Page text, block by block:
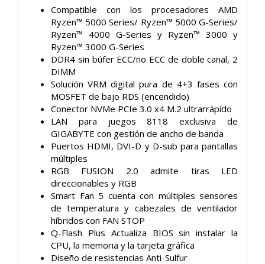
Compatible con los procesadores AMD
Ryzen™ 5000 Series/ Ryzen™ 5000 G-Series/
Ryzen™ 4000 G-Series y Ryzen™ 3000 y
Ryzen™ 3000 G-Series
DDR4 sin búfer ECC/no ECC de doble canal, 2
DIMM
Solución VRM digital pura de 4+3 fases con
MOSFET de bajo RDS (encendido)
Conector NVMe PCIe 3.0 x4 M.2 ultrarrápido
LAN para juegos 8118 exclusiva de
GIGABYTE con gestión de ancho de banda
Puertos HDMI, DVI-D y D-sub para pantallas
múltiples
RGB FUSION 2.0 admite tiras LED
direccionables y RGB
Smart Fan 5 cuenta con múltiples sensores
de temperatura y cabezales de ventilador
híbridos con FAN STOP
Q-Flash Plus Actualiza BIOS sin instalar la
CPU, la memoria y la tarjeta gráfica
Diseño de resistencias Anti-Sulfur